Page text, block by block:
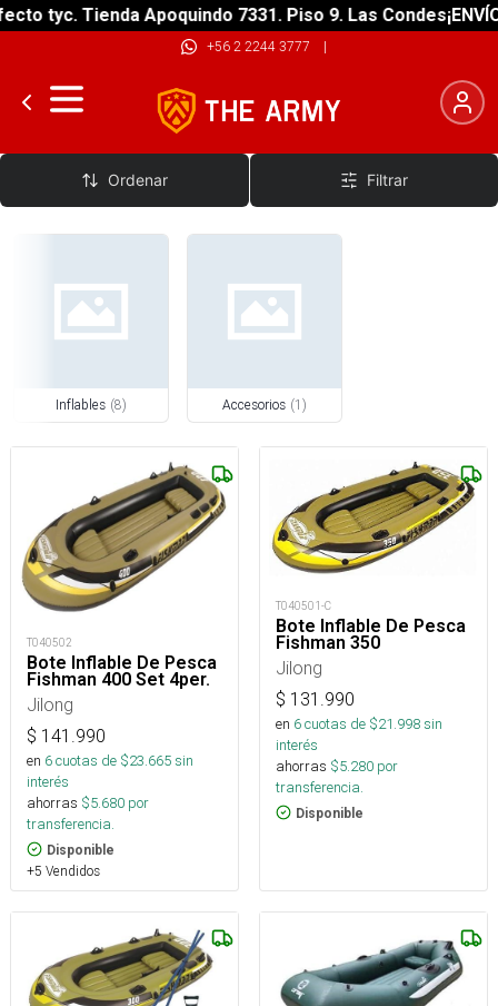
tyc. Tienda Apoquindo 7331. Piso 9. Las Condes
+56 2 2244 3777 |
Botes
Ordenar Filtrar
Inflables (8) Accesorios (1 )
T040502
Bote Inflable De Pesca
Fishman 400 Set 4per.
Jilong
$ 141.990
en 6cuotas de $23.665sin
interés
ahorras $5.680 por
transferencia.
Disponible
+5 Vendidos
T040501-C
Bote Inflable De Pesca
Fishman 350
Jilong
$ 131.990
en 6cuotas de $21.998sin
interés
ahorras $5.280 por
transferencia.
Disponible